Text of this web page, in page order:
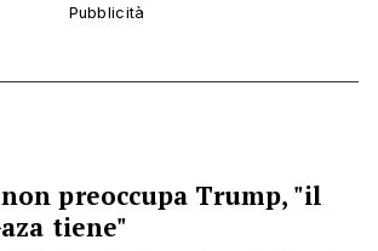
preoccupa Trump, "il
tiene"